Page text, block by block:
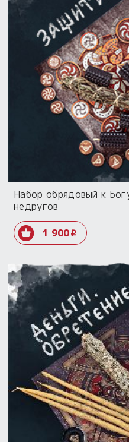
Набор обрядовый к
недругов
1 900i